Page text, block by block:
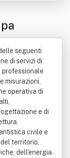
seguenti
di servizi di
misurazioni,
operativa di
e di
civile e
territorio,
dell'energia